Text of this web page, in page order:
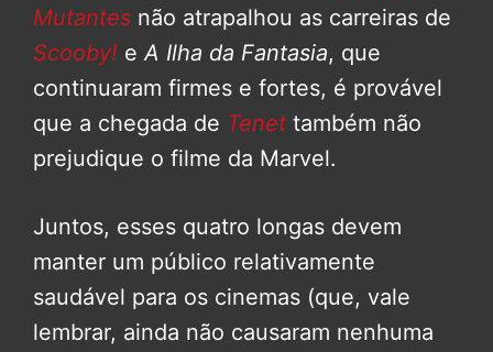
Mutantes não atrapalhou as carreiras de
Scooby! e A Ilha da Fantasia, que
continuaram firmes e fortes, é provável
que a chegada de Tenet também não
prejudique o filme da Marvel.
Juntos, esses quatro longas devem
manter um público relativamente
saudável para os cinemas (que, vale
lembrar, ainda não causaram nenhuma